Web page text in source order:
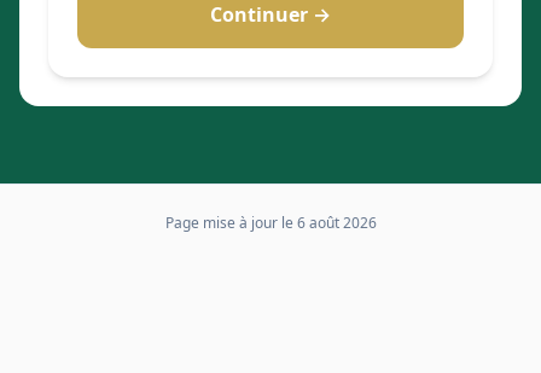
Continuer →
Page mise à jour le 6 août 2026